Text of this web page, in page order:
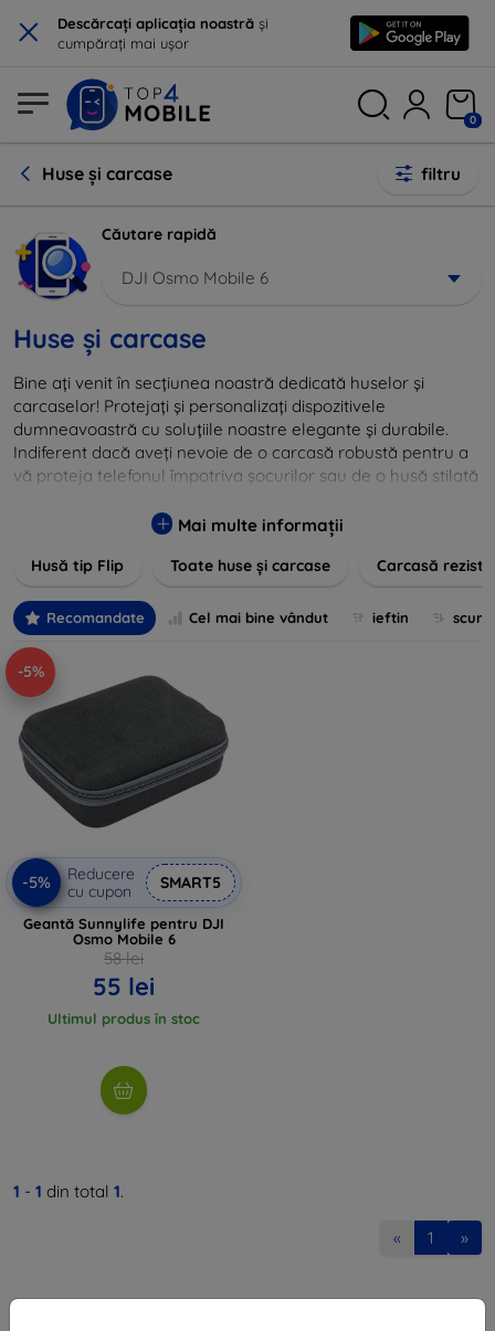
× Descărcați aplicația noastră și
cumpărați mai ușor
0
Huse și carcase filtru
Căutare rapidă
DJI Osmo Mobile 6
Huse și carcase
Bine ați venit în secțiunea noastră dedicată huselor și
carcaselor! Protejați și personalizați dispozitivele
dumneavoastră cu soluțiile noastre elegante și durabile.
Indiferent dacă aveți nevoie de o carcasă robustă pentru a
vă proteja telefonul împotriva șocurilor sau de o husă stilată
îndeplinească toate cerințele dvs. Descoperiți varietatea
designuri inovatoare menite să ofere nu doar protecție, ci și
Mai multe informații
Husă tip Flip Toate huse și carcase Carcasă
Recomandate Cel mai bine vândut ieftin
-5%
-5%
Reducere
cu cupon
SMART5
Geantă Sunnylife pentru DJI
Osmo Mobile 6
58 lei
55 lei
Ultimul produs în stoc
1 - 1 din total 1.
« 1 »